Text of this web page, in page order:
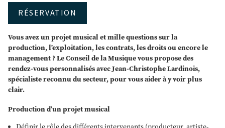
RÉSERVATION
Vous avez un projet musical et mille questions sur la
production, l’exploitation, les contrats, les droits ou encore le
management ? Le Conseil de la Musique vous propose des
rendez-vous personnalisés avec Jean-Christophe Lardinois,
spécialiste reconnu du secteur, pour vous aider à y voir plus
clair.
Production d’un projet musical